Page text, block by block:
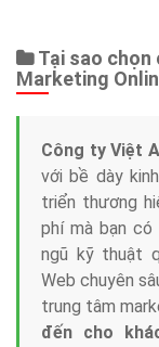
Tại sao
Marketing
Công ty Việt
với bề dày
triển thương
phí mà bạn
ngũ kỹ thuật
Web chuyên
trung tâm
đến cho